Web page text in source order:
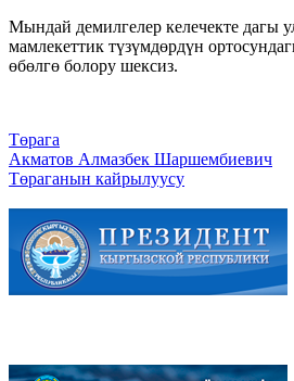
Мындай демилгелер келечекте дагы
мамлекеттик түзүмдөрдүн
өбөлгө болору шексиз.
Төрага
Акматов Алмазбек Шаршембиевич
Төраганын кайрылуусу